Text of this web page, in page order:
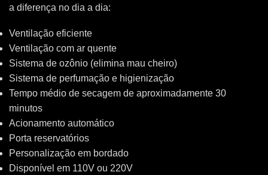
a diferença no dia a dia:
Ventilação eficiente
Ventilação com ar quente
Sistema de ozônio (elimina mau cheiro)
Sistema de perfumação e higienização
Tempo médio de secagem de aproximadamente 30
minutos
Acionamento automático
Porta reservatórios
Personalização em bordado
Disponível em 110V ou 220V